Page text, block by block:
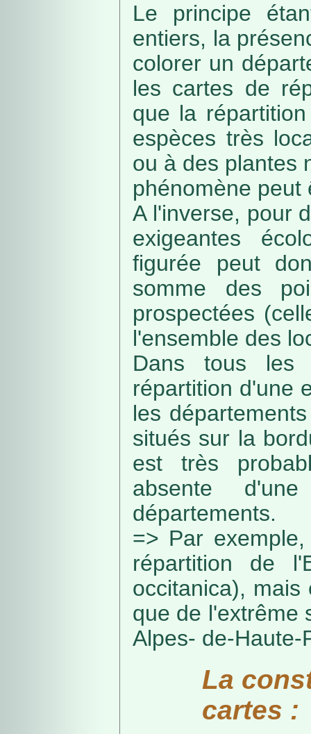
Le principe
entiers, la
colorer un
les cartes de
que la
espèces très
ou à des plantes
phénomène peut
A l'inverse, pour
exigeantes
figurée peut
somme des
prospectées
l'ensemble des
Dans tous les
répartition d'une
les
situés sur la
est très
absente
départements.
=> Par
répartition de
occitanica),
que de l'extrême
Alpes- de-Haute-
La
cartes :